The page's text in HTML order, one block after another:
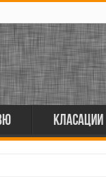
Класации
и сила, и съпричастност“